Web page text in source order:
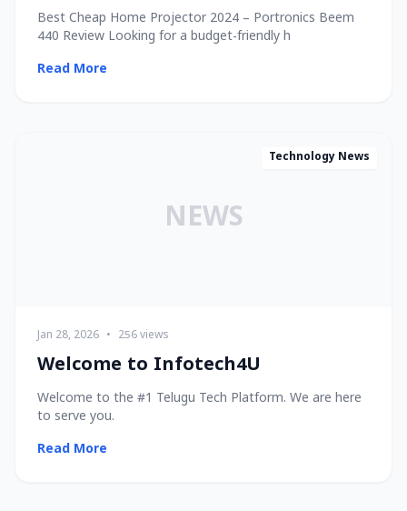
Best Cheap Home Projector 2024 – Portronics Beem
440 Review Looking for a budget-friendly h
Read More
NEWS
Technology News
Jan 28, 2026 • 256 views
Welcome to Infotech4U
Welcome to the #1 Telugu Tech Platform. We are here
to serve you.
Read More